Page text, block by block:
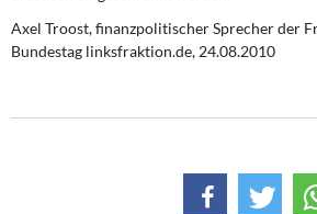
Axel Troost, finanzpolitischer Sprecher der
Bundestag linksfraktion.de, 24.08.2010